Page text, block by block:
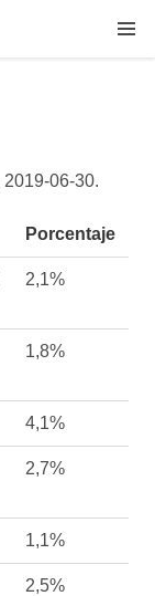
2019-06-30.
Porcentaje
2,1%
1,8%
4,1%
2,7%
1,1%
2,5%